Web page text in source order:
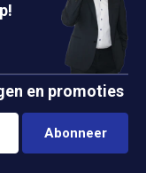
en promoties
Abonneer